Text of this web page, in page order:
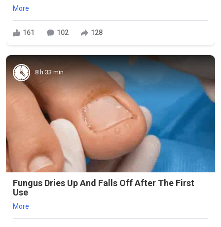
More
161 102 128
8 h 33 min
Fungus Dries Up And Falls Off After The First
Use
More